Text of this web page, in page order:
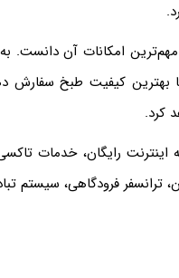
امکانات آن دانست.
بهترین کیفیت طبخ سفارش
کرد.
اینترنت رایگان، خدمات